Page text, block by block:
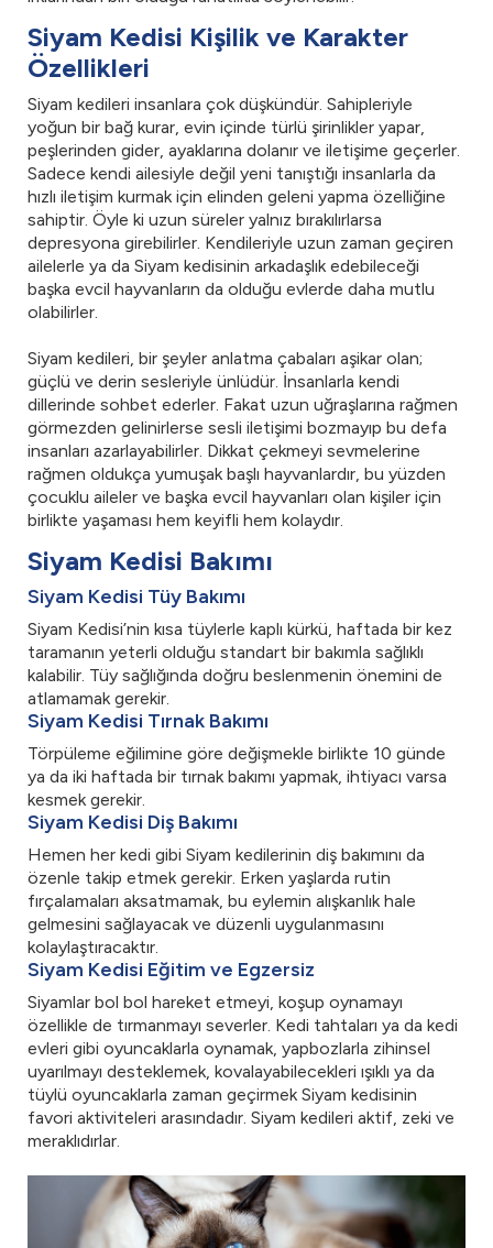
Siyam Kedisi Kişilik ve Karakter
Özellikleri
Siyam kedileri insanlara çok düşkündür. Sahipleriyle
yoğun bir bağ kurar, evin içinde türlü şirinlikler yapar,
peşlerinden gider, ayaklarına dolanır ve iletişime geçerler.
Sadece kendi ailesiyle değil yeni tanıştığı insanlarla da
hızlı iletişim kurmak için elinden geleni yapma özelliğine
sahiptir. Öyle ki uzun süreler yalnız bırakılırlarsa
depresyona girebilirler. Kendileriyle uzun zaman geçiren
ailelerle ya da Siyam kedisinin arkadaşlık edebileceği
başka evcil hayvanların da olduğu evlerde daha mutlu
olabilirler.
Siyam kedileri, bir şeyler anlatma çabaları aşikar olan;
güçlü ve derin sesleriyle ünlüdür. İnsanlarla kendi
dillerinde sohbet ederler. Fakat uzun uğraşlarına rağmen
görmezden gelinirlerse sesli iletişimi bozmayıp bu defa
insanları azarlayabilirler. Dikkat çekmeyi sevmelerine
rağmen oldukça yumuşak başlı hayvanlardır, bu yüzden
çocuklu aileler ve başka evcil hayvanları olan kişiler için
birlikte yaşaması hem keyifli hem kolaydır.
Siyam Kedisi Bakımı
Siyam Kedisi Tüy Bakımı
Siyam Kedisi’nin kısa tüylerle kaplı kürkü, haftada bir kez
taramanın yeterli olduğu standart bir bakımla sağlıklı
kalabilir. Tüy sağlığında doğru beslenmenin önemini de
atlamamak gerekir.
Siyam Kedisi Tırnak Bakımı
Törpüleme eğilimine göre değişmekle birlikte 10 günde
ya da iki haftada bir tırnak bakımı yapmak, ihtiyacı varsa
kesmek gerekir.
Siyam Kedisi Diş Bakımı
Hemen her kedi gibi Siyam kedilerinin diş bakımını da
özenle takip etmek gerekir. Erken yaşlarda rutin
fırçalamaları aksatmamak, bu eylemin alışkanlık hale
gelmesini sağlayacak ve düzenli uygulanmasını
kolaylaştıracaktır.
Siyam Kedisi Eğitim ve Egzersiz
Siyamlar bol bol hareket etmeyi, koşup oynamayı
özellikle de tırmanmayı severler. Kedi tahtaları ya da kedi
evleri gibi oyuncaklarla oynamak, yapbozlarla zihinsel
uyarılmayı desteklemek, kovalayabilecekleri ışıklı ya da
tüylü oyuncaklarla zaman geçirmek Siyam kedisinin
favori aktiviteleri arasındadır. Siyam kedileri aktif, zeki ve
meraklıdırlar.